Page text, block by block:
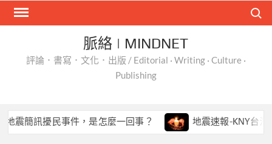
Skip
脈絡 | MINDNET
評論．書寫．文化．出版 / Editorial · Writing · Culture ·
Publishing
簡訊擾民事件，是怎麼一回事？ 地震速報-KNY台灣天氣